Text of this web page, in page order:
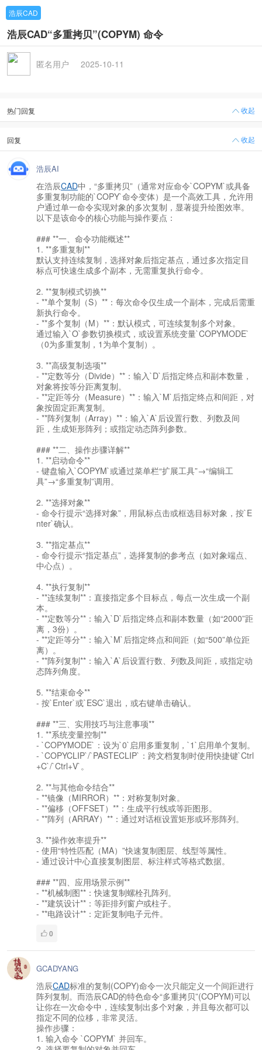
浩辰CAD
浩辰CAD“多重拷贝”(COPYM) 命令
匿名用户 2025-10-11
热门回复 收起
回复 收起
浩辰AI
在浩辰CAD中，“多重拷贝”（通常对应命令`COPYM`或具备
多重复制功能的`COPY`命令变体）是一个高效工具，允许用
户通过单一命令实现对象的多次复制，显著提升绘图效率。
以下是该命令的核心功能与操作要点：
### **一、命令功能概述**
1. **多重复制**
默认支持连续复制，选择对象后指定基点，通过多次指定目
标点可快速生成多个副本，无需重复执行命令。
2. **复制模式切换**
- **单个复制（S）**：每次命令仅生成一个副本，完成后需重
新执行命令。
- **多个复制（M）**：默认模式，可连续复制多个对象。
通过输入`O`参数切换模式，或设置系统变量`COPYMODE`
（0为多重复制，1为单个复制）。
3. **高级复制选项**
- **定数等分（Divide）**：输入`D`后指定终点和副本数量，
对象将按等分距离复制。
- **定距等分（Measure）**：输入`M`后指定终点和间距，对
象按固定距离复制。
- **阵列复制（Array）**：输入`A`后设置行数、列数及间
距，生成矩形阵列；或指定动态阵列参数。
### **二、操作步骤详解**
1. **启动命令**
- 键盘输入`COPYM`或通过菜单栏“扩展工具”→“编辑工
具”→“多重复制”调用。
2. **选择对象**
- 命令行提示“选择对象”，用鼠标点击或框选目标对象，按`E
nter`确认。
3. **指定基点**
- 命令行提示“指定基点”，选择复制的参考点（如对象端点、
中心点）。
4. **执行复制**
- **连续复制**：直接指定多个目标点，每点一次生成一个副
本。
- **定数等分**：输入`D`后指定终点和副本数量（如“2000”距
离，3份）。
- **定距等分**：输入`M`后指定终点和间距（如“500”单位距
离）。
- **阵列复制**：输入`A`后设置行数、列数及间距，或指定动
态阵列角度。
5. **结束命令**
- 按`Enter`或`ESC`退出，或右键单击确认。
### **三、实用技巧与注意事项**
1. **系统变量控制**
- `COPYMODE`：设为`0`启用多重复制，`1`启用单个复制。
- `COPYCLIP`/`PASTECLIP`：跨文档复制时使用快捷键`Ctrl
+C`/`Ctrl+V`。
2. **与其他命令结合**
- **镜像（MIRROR）**：对称复制对象。
- **偏移（OFFSET）**：生成平行线或等距图形。
- **阵列（ARRAY）**：通过对话框设置矩形或环形阵列。
3. **操作效率提升**
- 使用“特性匹配（MA）”快速复制图层、线型等属性。
- 通过设计中心直接复制图层、标注样式等格式数据。
### **四、应用场景示例**
- **机械制图**：快速复制螺栓孔阵列。
- **建筑设计**：等距排列窗户或柱子。
- **电路设计**：定距复制电子元件。
0
GCADYANG
浩辰CAD标准的复制(COPY)命令一次只能定义一个间距进行
阵列复制。而浩辰CAD的特色命令“多重拷贝”(COPYM)可以
让你在一次命令中，连续复制出多个对象，并且每次都可以
指定不同的位移，非常灵活。
操作步骤：
1. 输入命令 `COPYM` 并回车。